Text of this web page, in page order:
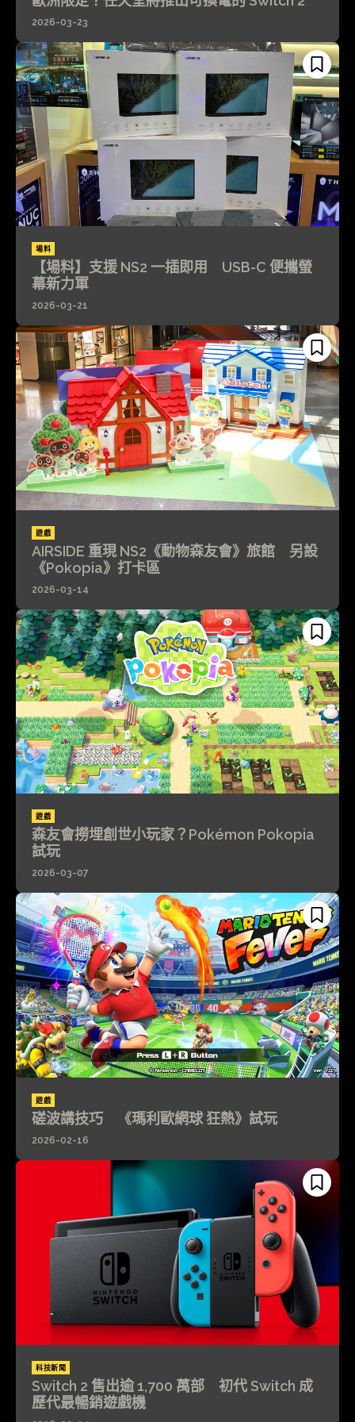
2026-03-23
場料
【場料】支援 NS2 一插即用 USB-C 便攜螢
幕新力軍
2026-03-21
遊戲
AIRSIDE 重現 NS2《動物森友會》旅館 另設
《Pokopia》打卡區
2026-03-14
遊戲
森友會撈埋創世小玩家？Pokémon Pokopia
試玩
2026-03-07
遊戲
磋波講技巧 《瑪利歐網球 狂熱》試玩
2026-02-16
科技新聞
Switch 2 售出逾 1,700 萬部 初代 Switch 成
歷代最暢銷遊戲機